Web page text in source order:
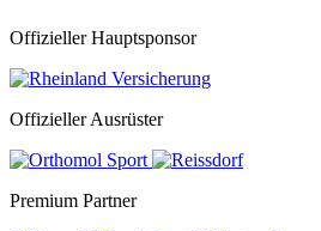
Offizieller Hauptsponsor
Offizieller Ausrüster
Premium Partner